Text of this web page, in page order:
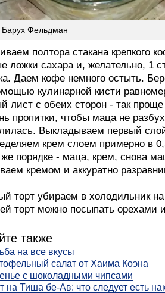
Фельдман
полтора стакана крепкого
ложки сахара и, желательно, 1
Даем кофе немного остыть.
кулинарной кисти
лист с обеих сторон - так проще
пропитки, чтобы маца не
Выкладываем первый
крем слоем примерно в
порядке - маца, крем, снова
кремом и аккуратно
торт убираем в холодильник
торт можно посыпать орехами
также
на все вкусы
салат от Хаима Коэна
с шоколадными чипсами
на Тиша бе-Ав: что следует есть